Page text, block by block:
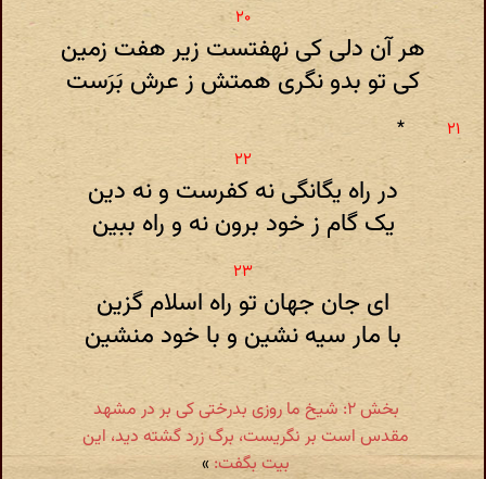
هر آن دلی کی نهفتست زیر هفت زمین
کی تو بدو نگری همتش ز عرش بَرَست
*
در راه یگانگی نه کفرست و نه دین
یک گام ز خود برون نه و راه ببین
ای جان جهان تو راه اسلام گزین
با مار سیه نشین و با خود منشین
بخش ۲: شیخ ما روزی بدرختی کی بر در مشهد
مقدس است بر نگریست، برگ زرد گشته دید، این
بیت بگفت:»